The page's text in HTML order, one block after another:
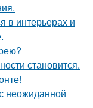
в интерьерах и
становится.
неожиданной